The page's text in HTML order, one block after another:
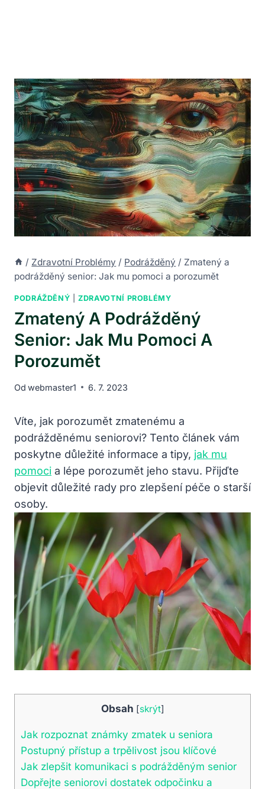
/ Zdravotní Problémy / Podrážděný / Zmatený a
podrážděný senior: Jak mu pomoci a porozumět
PODRÁŽDĚNÝ |ZDRAVOTNÍ PROBLÉMY
Zmatený A Podrážděný
Senior: Jak Mu Pomoci A
Porozumět
Od webmaster1 6. 7. 2023
Víte, jak porozumět zmatenému a
podrážděnému seniorovi? Tento článek vám
poskytne důležité informace a tipy, jak mu
pomoci a lépe porozumět jeho stavu. Přijďte
objevit důležité rady pro zlepšení péče o starší
osoby.
Obsah [skrýt]
Jak rozpoznat známky zmatek u seniora
Postupný přístup a trpělivost jsou klíčové
Jak zlepšit komunikaci s podrážděným senior
Dopřejte seniorovi dostatek odpočinku a